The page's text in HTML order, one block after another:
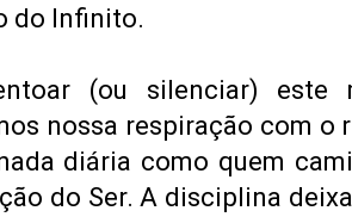
do Infinito.
(ou silenciar) este
nossa respiração com o
diária como quem
do Ser. A disciplina